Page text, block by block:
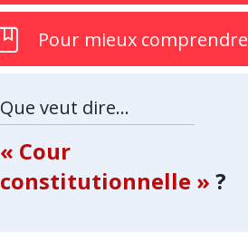
Pour mieux comprendre
Que veut dire...
« Cour
constitutionnelle »?